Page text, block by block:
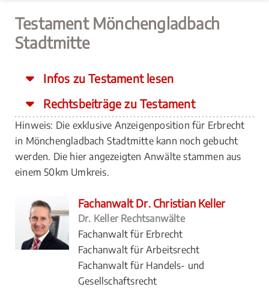
Testament Mönchengladbach
Stadtmitte
Infos zu Testament lesen
Rechtsbeiträge zu Testament
Hinweis: Die exklusive Anzeigenposition für Erbrecht
in Mönchengladbach Stadtmitte kann noch gebucht
werden. Die hier angezeigten Anwälte stammen aus
einem 50km Umkreis.
Fachanwalt Dr. Christian Keller
Dr. Keller Rechtsanwälte
Fachanwalt für Erbrecht
Fachanwalt für Arbeitsrecht
Fachanwalt für Handels- und
Gesellschaftsrecht